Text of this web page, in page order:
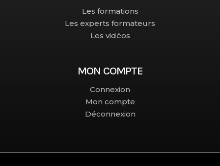
Les formations
Les experts formateurs
Les vidéos
MON COMPTE
Connexion
Mon compte
Déconnexion